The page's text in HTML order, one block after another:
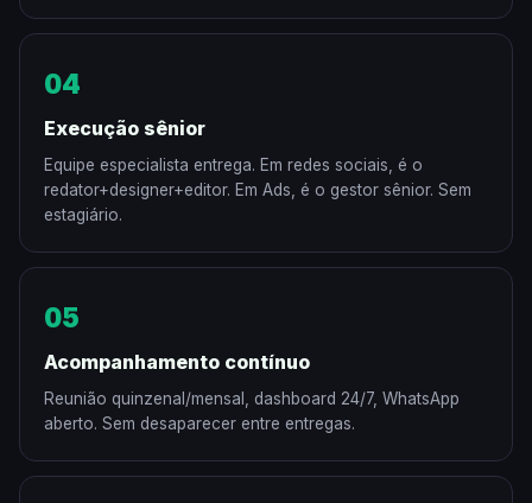
04
Execução sênior
Equipe especialista entrega. Em redes sociais, é o
redator+designer+editor. Em Ads, é o gestor sênior. Sem
estagiário.
05
Acompanhamento contínuo
Reunião quinzenal/mensal, dashboard 24/7, WhatsApp
aberto. Sem desaparecer entre entregas.